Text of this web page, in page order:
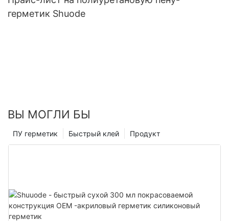
герметик Shuode
ВЫ МОГЛИ БЫ
Продукт
Быстрый клей
ПУ герметик